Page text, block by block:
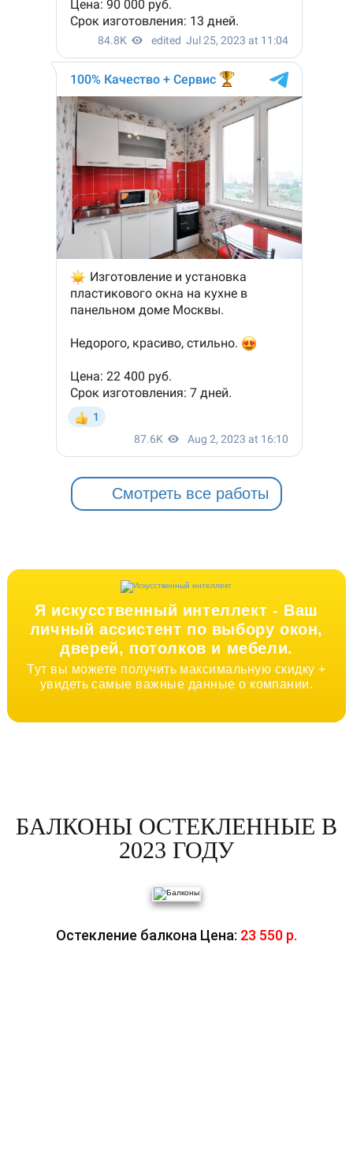
Смотреть все работы
Я искусственный интеллект - Ваш
личный ассистент по выбору окон,
дверей, потолков и мебели.
Тут вы можете получить максимальную скидку +
увидеть самые важные данные о компании.
БАЛКОНЫ ОСТЕКЛЕННЫЕ В
2023 ГОДУ
Остекление балкона Цена: 23 550 р.